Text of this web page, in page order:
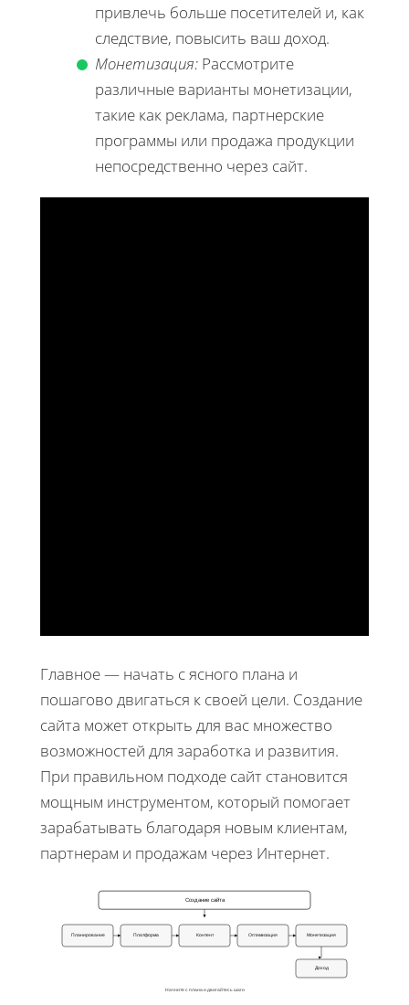
привлечь больше посетителей и, как
следствие, повысить ваш доход.
Монетизация: Рассмотрите
различные варианты монетизации,
такие как реклама, партнерские
программы или продажа продукции
непосредственно через сайт.
Главное — начать с ясного плана и
пошагово двигаться к своей цели. Создание
сайта может открыть для вас множество
возможностей для заработка и развития.
При правильном подходе сайт становится
мощным инструментом, который помогает
зарабатывать благодаря новым клиентам,
партнерам и продажам через Интернет.
Создание сайта
Планирование Платформа Контент Оптимизация Монетизация
Доход
Начните с плана и двигайтесь шаги